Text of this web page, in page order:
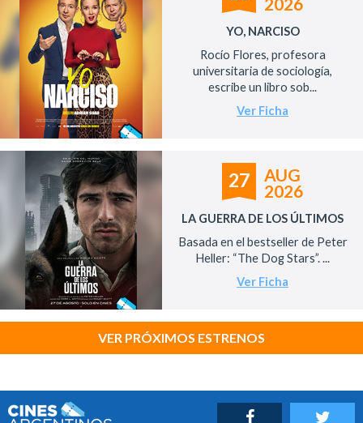
YO, NARCISO
Rocío Flores, profesora
universitaria de sociología,
escribe un libro sob...
Ver Ficha
27
AUG
2026
LA GUERRA DE LOS ÚLTIMOS
Basada en el bestseller de Peter
Heller: “The Dog Stars”. ...
Ver Ficha
VER PRÓXIMOS ESTRENOS